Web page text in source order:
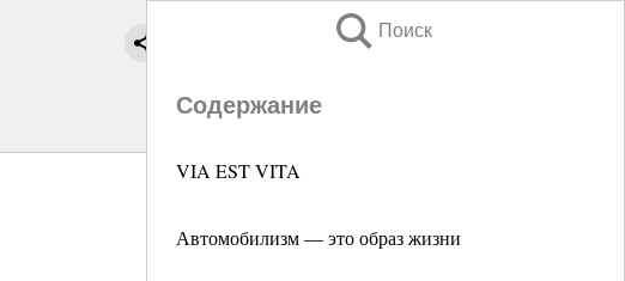
Поиск
Содержание
VIA EST VITA
Автомобилизм — это образ жизни